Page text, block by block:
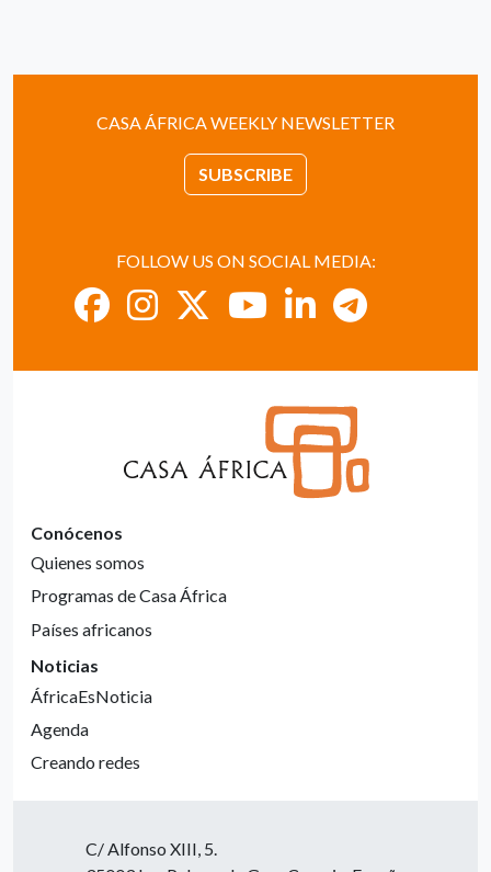
CASA ÁFRICA WEEKLY NEWSLETTER
SUBSCRIBE
FOLLOW US ON SOCIAL MEDIA:
Conócenos
Quienes somos
Programas de Casa África
Países africanos
Noticias
ÁfricaEsNoticia
Agenda
Creando redes
C/ Alfonso XIII, 5.